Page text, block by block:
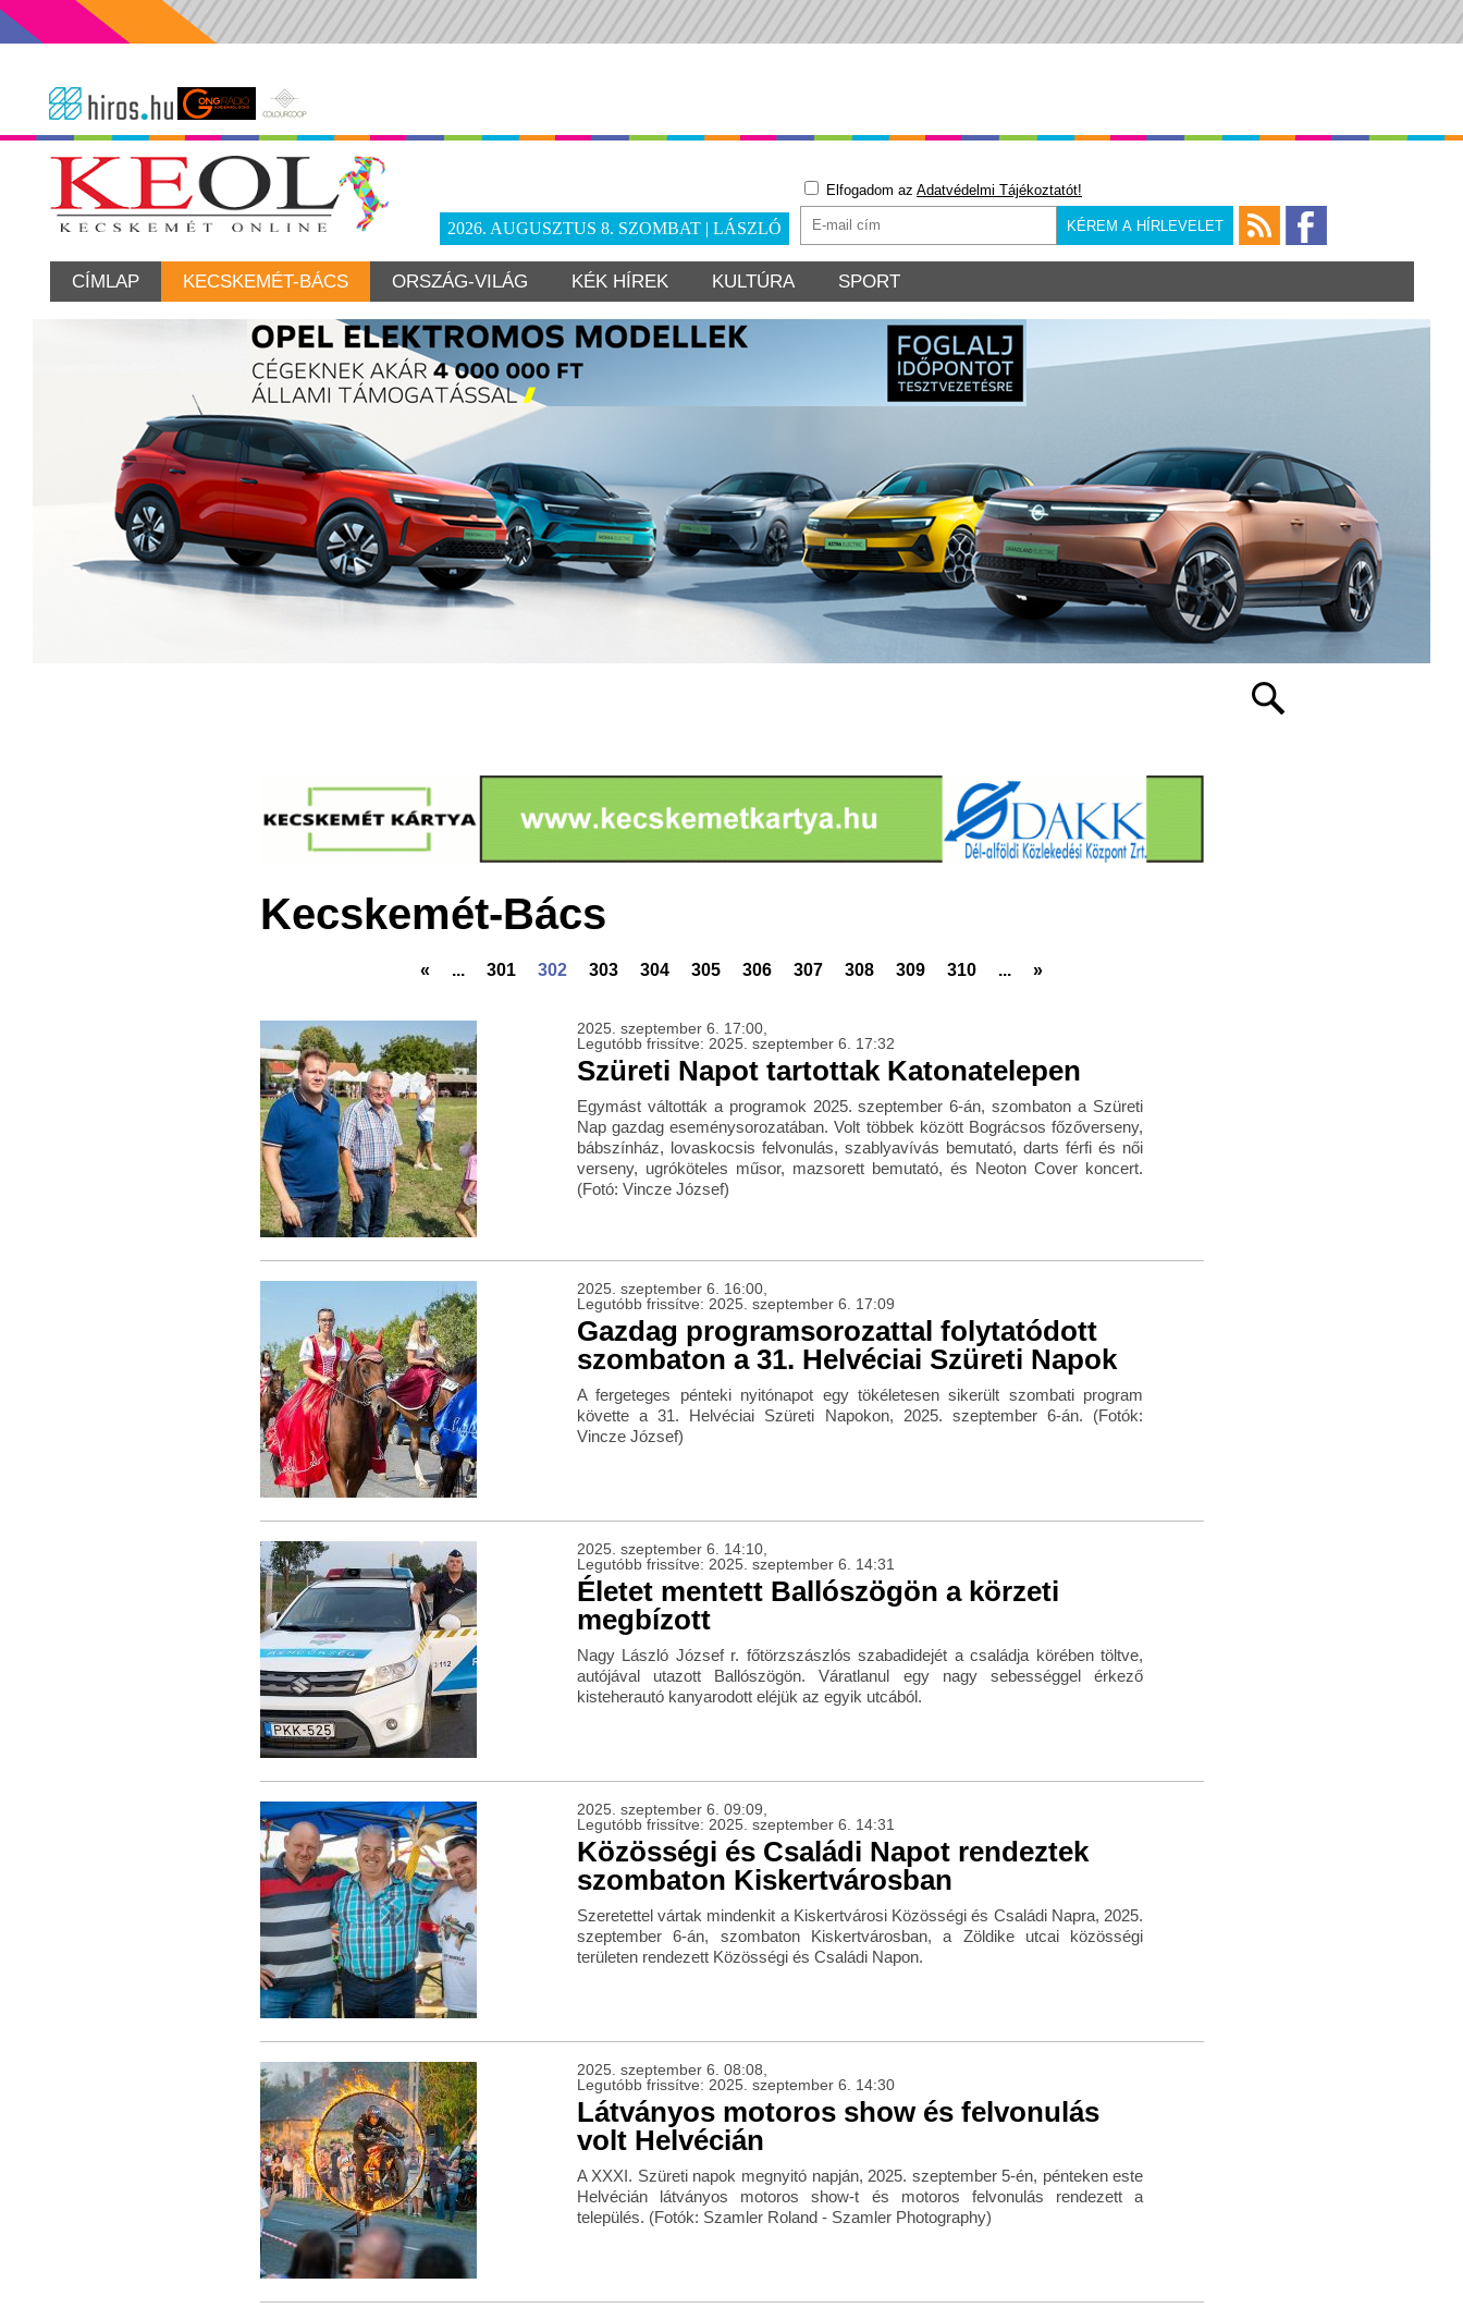
2026. AUGUSZTUS 8. SZOMBAT | LÁSZLÓ
Elfogadom az Adatvédelmi Tájékoztatót!
CÍMLAP KECSKEMÉT-BÁCS ORSZÁG-VILÁG KÉK HÍREK KULTÚRA SPORT
Kecskemét-Bács
« ... 301 302 303 304 305 306 307 308 309 310 ... »
2025. szeptember 6. 17:00,
Legutóbb frissítve: 2025. szeptember 6. 17:32
Szüreti Napot tartottak Katonatelepen
Egymást váltották a programok 2025. szeptember 6-án, szombaton a Szüreti
Nap gazdag eseménysorozatában. Volt többek között Bográcsos főzőverseny,
bábszínház, lovaskocsis felvonulás, szablyavívás bemutató, darts férfi és női
verseny, ugróköteles műsor, mazsorett bemutató, és Neoton Cover koncert.
(Fotó: Vincze József)
2025. szeptember 6. 16:00,
Legutóbb frissítve: 2025. szeptember 6. 17:09
Gazdag programsorozattal folytatódott
szombaton a 31. Helvéciai Szüreti Napok
A fergeteges pénteki nyitónapot egy tökéletesen sikerült szombati program
követte a 31. Helvéciai Szüreti Napokon, 2025. szeptember 6-án. (Fotók:
Vincze József)
2025. szeptember 6. 14:10,
Legutóbb frissítve: 2025. szeptember 6. 14:31
Életet mentett Ballószögön a körzeti
megbízott
Nagy László József r. főtörzszászlós szabadidejét a családja körében töltve,
autójával utazott Ballószögön. Váratlanul egy nagy sebességgel érkező
kisteherautó kanyarodott eléjük az egyik utcából.
2025. szeptember 6. 09:09,
Legutóbb frissítve: 2025. szeptember 6. 14:31
Közösségi és Családi Napot rendeztek
szombaton Kiskertvárosban
Szeretettel vártak mindenkit a Kiskertvárosi Közösségi és Családi Napra, 2025.
szeptember 6-án, szombaton Kiskertvárosban, a Zöldike utcai közösségi
területen rendezett Közösségi és Családi Napon.
2025. szeptember 6. 08:08,
Legutóbb frissítve: 2025. szeptember 6. 14:30
Látványos motoros show és felvonulás
volt Helvécián
A XXXI. Szüreti napok megnyitó napján, 2025. szeptember 5-én, pénteken este
Helvécián látványos motoros show-t és motoros felvonulás rendezett a
település. (Fotók: Szamler Roland - Szamler Photography)